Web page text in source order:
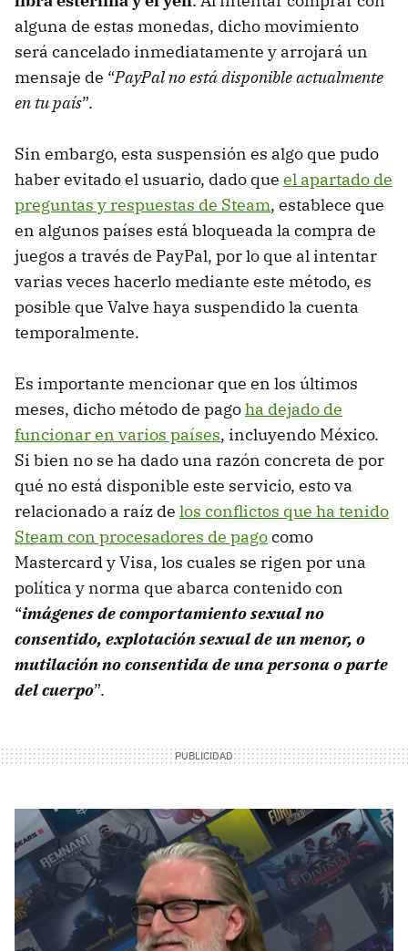
alguna de estas monedas, dicho movimiento
será cancelado inmediatamente y arrojará un
mensaje de “PayPal no está disponible actualmente
en tu país”.
Sin embargo, esta suspensión es algo que pudo
haber evitado el usuario, dado que el apartado de
preguntas y respuestas de Steam, establece que
en algunos países está bloqueada la compra de
juegos a través de PayPal, por lo que al intentar
varias veces hacerlo mediante este método, es
posible que Valve haya suspendido la cuenta
temporalmente.
Es importante mencionar que en los últimos
meses, dicho método de pagoha dejado de
funcionar en varios países, incluyendo México.
Si bien no se ha dado una razón concreta de por
qué no está disponible este servicio, esto va
relacionado a raíz de los conflictos que ha tenido
Steam con procesadores de pagocomo
Mastercard y Visa, los cuales se rigen por una
política y norma que abarca contenido con
“imágenes de comportamiento sexual no
consentido, explotación sexual de un menor, o
mutilación no consentida de una persona o parte
del cuerpo”.